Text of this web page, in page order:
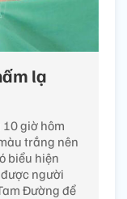
lạ
giờ hôm
trắng nên
biểu hiện
người
Đường để